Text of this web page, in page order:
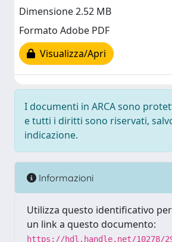
Dimensione 2.52 MB
Formato Adobe PDF
Visualizza/Apri
I documenti in ARCA sono
e tutti i diritti sono riservati,
indicazione.
Informazioni
Utilizza questo identificativo
un link a questo documento:
https://hdl.handle.net/10278/